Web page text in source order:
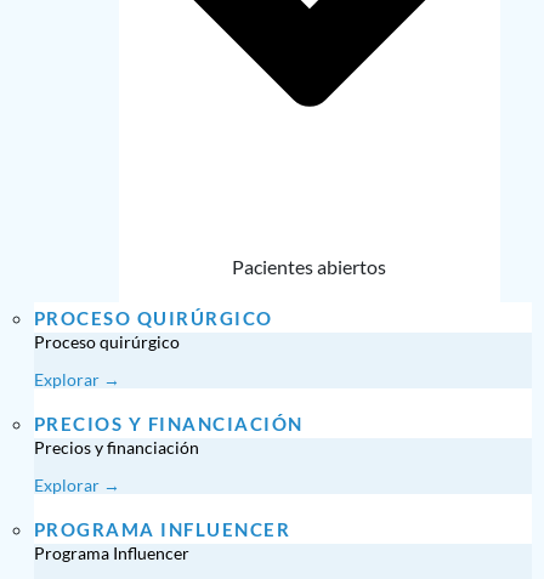
Pacientes abiertos
PROCESO QUIRÚRGICO
Proceso quirúrgico
Explorar →
PRECIOS Y FINANCIACIÓN
Precios y financiación
Explorar →
PROGRAMA INFLUENCER
Programa Influencer